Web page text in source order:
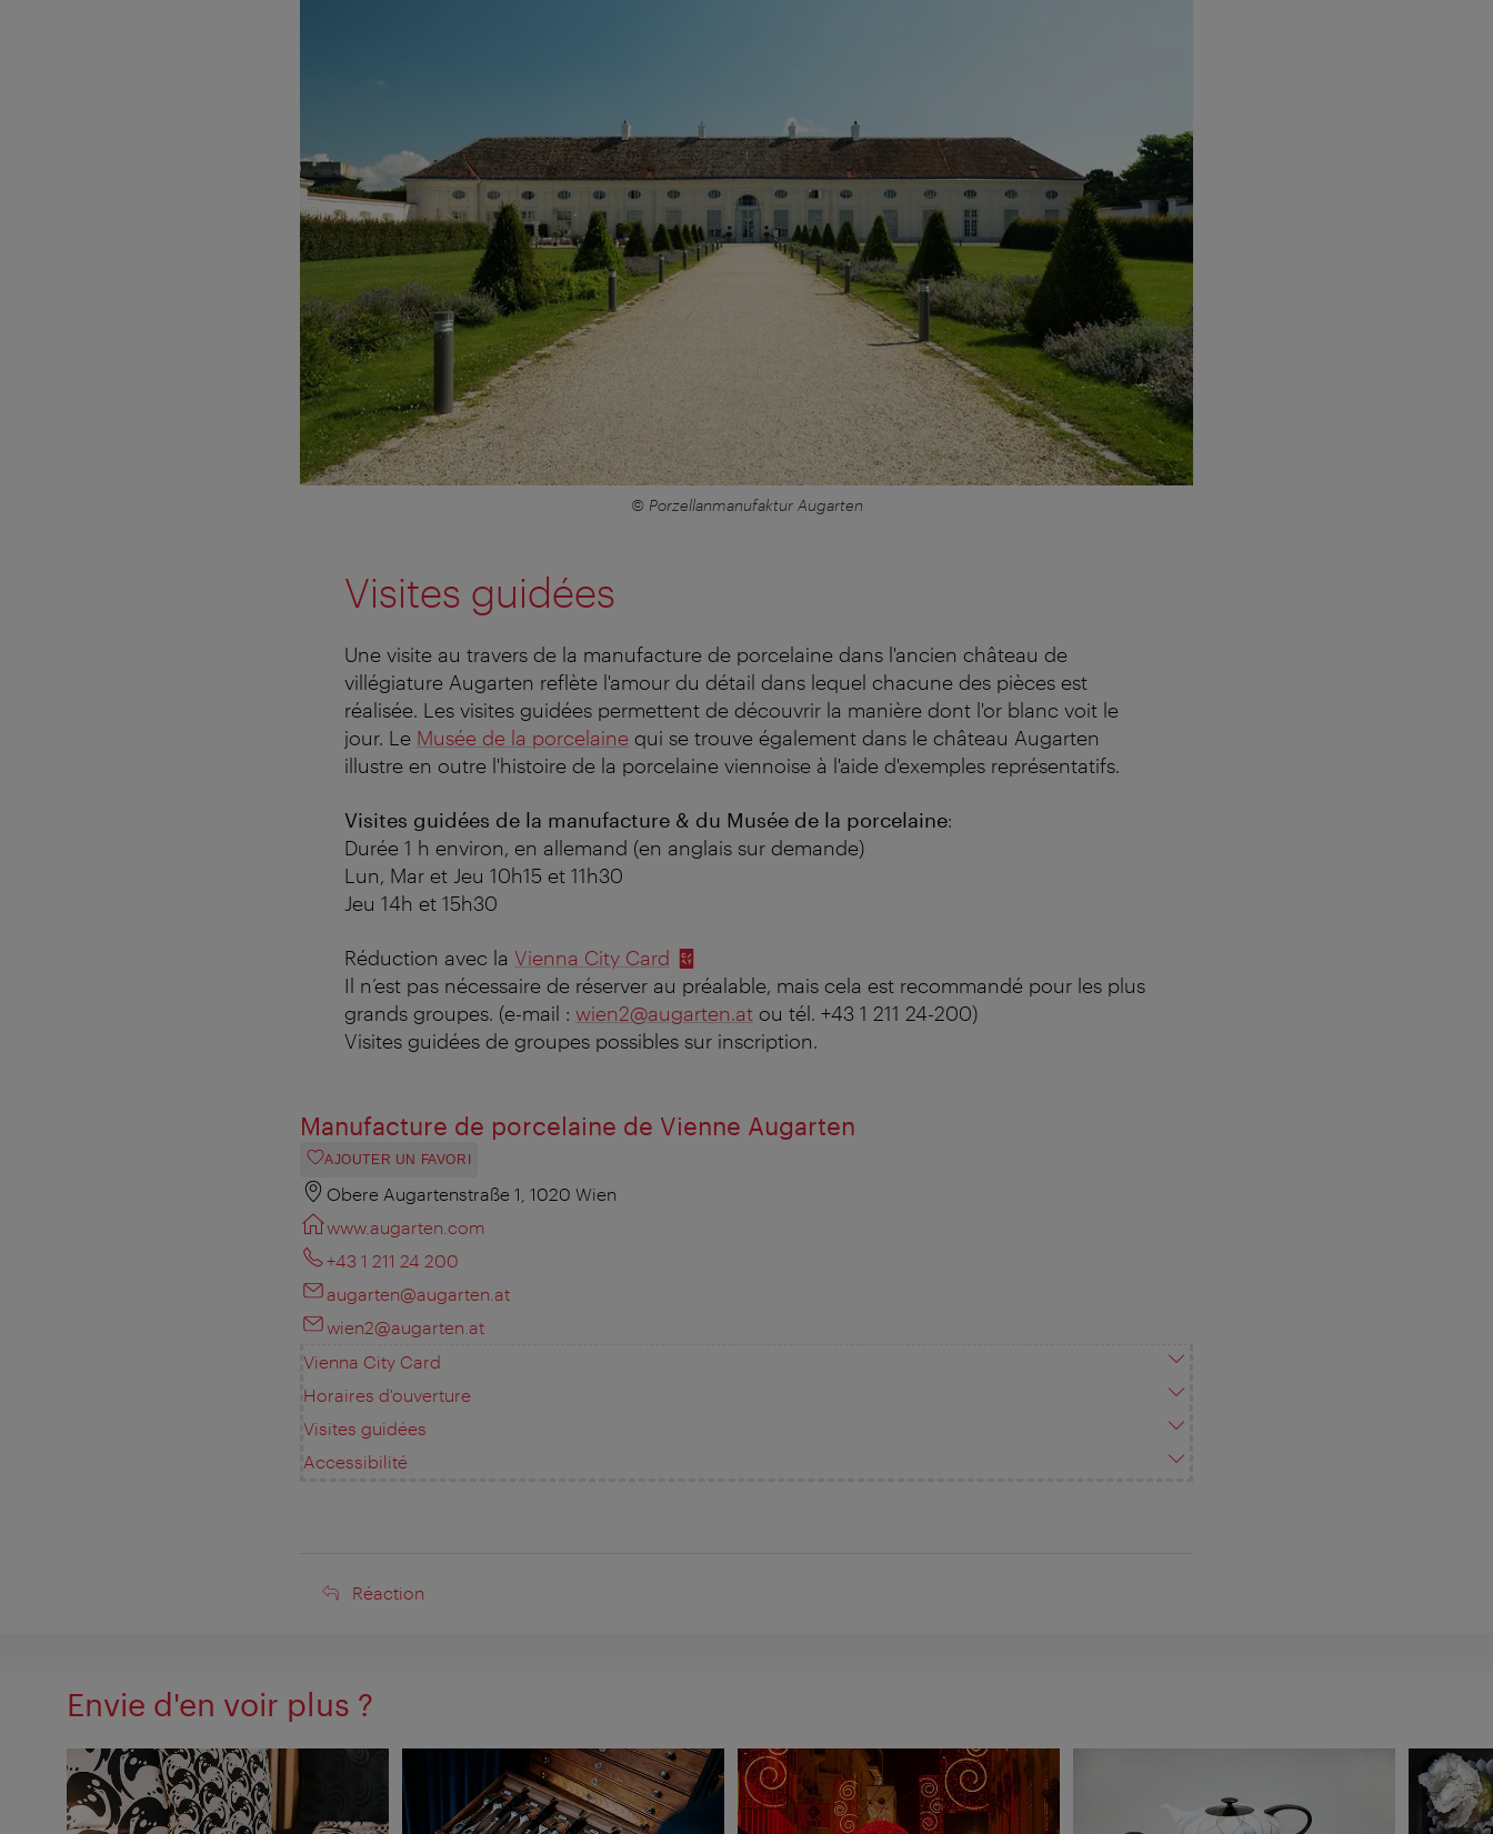
© Porzellanmanufaktur Augarten
Visites guidées
Une visite au travers de la manufacture de porcelaine dans l'ancien château de
villégiature Augarten reflète l'amour du détail dans lequel chacune des pièces est
réalisée. Les visites guidées permettent de découvrir la manière dont l'or blanc voit le
jour. Le Musée de la porcelaine qui se trouve également dans le château Augarten
illustre en outre l'histoire de la porcelaine viennoise à l'aide d'exemples représentatifs.
Visites guidées de la manufacture & du Musée de la porcelaine:
Durée 1 h environ, en allemand (en anglais sur demande)
Lun, Mar et Jeu 10h15 et 11h30
Jeu 14h et 15h30
Réduction avec la Vienna City Card
Il n’est pas nécessaire de réserver au préalable, mais cela est recommandé pour les plus
grands groupes. (e-mail : wien2@augarten.at ou tél. +43 1 211 24-200)
Visites guidées de groupes possibles sur inscription.
Manufacture de porcelaine de Vienne Augarten
AJOUTER UN FAVORI
Obere Augartenstraße 1, 1020 Wien
www.augarten.com
+43 1 211 24 200
augarten@augarten.at
wien2@augarten.at
Vienna City Card
Horaires d'ouverture
Visites guidées
Accessibilité
Réaction
Réaction
Envie d'en voir plus ?